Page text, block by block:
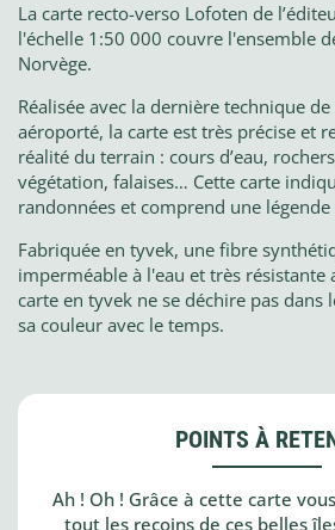
La carte recto-verso Lofoten de
l'échelle 1:50 000 couvre l'ensemble
Norvège.
Réalisée avec la dernière technique
aéroporté, la carte est très précise et
réalité du terrain : cours d’eau,
végétation, falaises… Cette carte
randonnées et comprend une légende
Fabriquée en tyvek, une fibre
imperméable à l'eau et très résistante
carte en tyvek ne se déchire pas dans
sa couleur avec le temps.
POINTS À
Ah ! Oh ! Grâce à cette carte
tout les recoins de ces belles